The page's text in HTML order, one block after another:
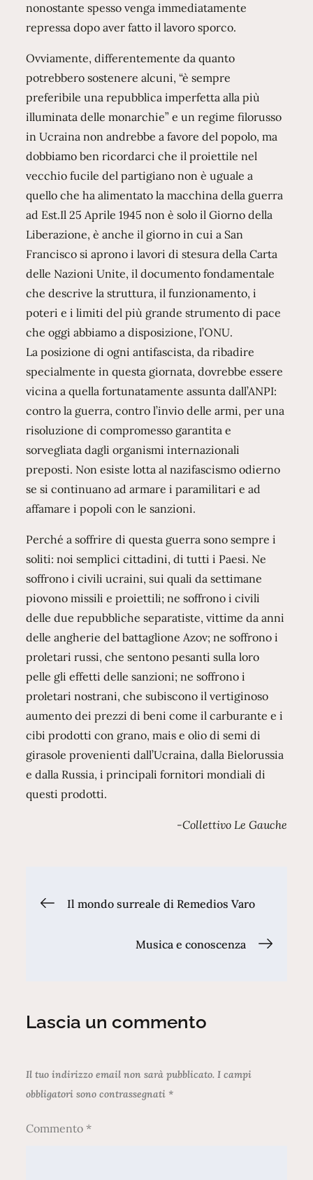
nonostante spesso venga immediatamente
repressa dopo aver fatto il lavoro sporco.
Ovviamente, differentemente da quanto
potrebbero sostenere alcuni, “è sempre
preferibile una repubblica imperfetta alla più
illuminata delle monarchie” e un regime filorusso
in Ucraina non andrebbe a favore del popolo, ma
dobbiamo ben ricordarci che il proiettile nel
vecchio fucile del partigiano non è uguale a
quello che ha alimentato la macchina della guerra
ad Est.Il 25 Aprile 1945 non è solo il Giorno della
Liberazione, è anche il giorno in cui a San
Francisco si aprono i lavori di stesura della Carta
delle Nazioni Unite, il documento fondamentale
che descrive la struttura, il funzionamento, i
poteri e i limiti del più grande strumento di pace
che oggi abbiamo a disposizione, l’ONU.
La posizione di ogni antifascista, da ribadire
specialmente in questa giornata, dovrebbe essere
vicina a quella fortunatamente assunta dall’ANPI:
contro la guerra, contro l’invio delle armi, per una
risoluzione di compromesso garantita e
sorvegliata dagli organismi internazionali
preposti. Non esiste lotta al nazifascismo odierno
se si continuano ad armare i paramilitari e ad
affamare i popoli con le sanzioni.
Perché a soffrire di questa guerra sono sempre i
soliti: noi semplici cittadini, di tutti i Paesi. Ne
soffrono i civili ucraini, sui quali da settimane
piovono missili e proiettili; ne soffrono i civili
delle due repubbliche separatiste, vittime da anni
delle angherie del battaglione Azov; ne soffrono i
proletari russi, che sentono pesanti sulla loro
pelle gli effetti delle sanzioni; ne soffrono i
proletari nostrani, che subiscono il vertiginoso
aumento dei prezzi di beni come il carburante e i
cibi prodotti con grano, mais e olio di semi di
girasole provenienti dall’Ucraina, dalla Bielorussia
e dalla Russia, i principali fornitori mondiali di
questi prodotti.
-Collettivo Le Gauche
Navigazione
articoli
Il mondo surreale di Remedios Varo
Musica e conoscenza
Lascia un commento
Il tuo indirizzo email non sarà pubblicato. I campi
obbligatori sono contrassegnati *
Commento*